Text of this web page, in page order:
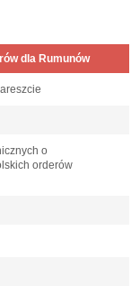
dla Rumunów
o
orderów